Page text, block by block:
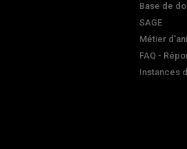
Base de
SAGE
Métier
FAQ -
Instances